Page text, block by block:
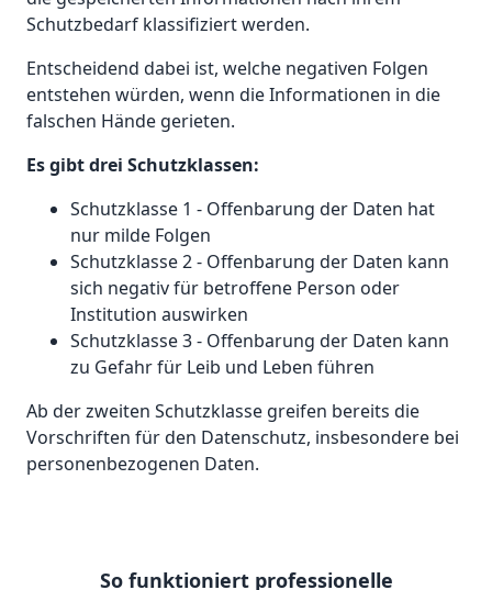
Schutzbedarf klassifiziert werden.
Entscheidend dabei ist, welche negativen Folgen
entstehen würden, wenn die Informationen in die
falschen Hände gerieten.
Es gibt drei Schutzklassen:
Schutzklasse 1 - Offenbarung der Daten hat
nur milde Folgen
Schutzklasse 2 - Offenbarung der Daten kann
sich negativ für betroffene Person oder
Institution auswirken
Schutzklasse 3 - Offenbarung der Daten kann
zu Gefahr für Leib und Leben führen
Ab der zweiten Schutzklasse greifen bereits die
Vorschriften für den Datenschutz, insbesondere bei
personenbezogenen Daten.
So funktioniert professionelle